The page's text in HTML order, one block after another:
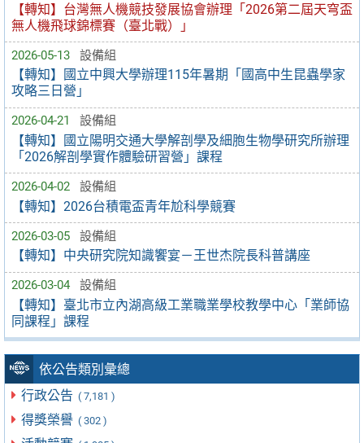
【轉知】台灣無人機競技發展協會辦理「2026第二屆天穹盃
無人機飛球錦標賽（臺北戰）」
2026-05-13 設備組
【轉知】國立中興大學辦理115年暑期「國高中生昆蟲學家
攻略三日營」
2026-04-21 設備組
【轉知】國立陽明交通大學解剖學及細胞生物學研究所辦理
「2026解剖學實作體驗研習營」課程
2026-04-02 設備組
【轉知】2026台積電盃青年尬科學競賽
2026-03-05 設備組
【轉知】中央研究院知識饗宴－王世杰院長科普講座
2026-03-04 設備組
【轉知】臺北市立內湖高級工業職業學校教學中心「業師協
同課程」課程
依公告類別彙總
行政公告 ( 7,181 )
得獎榮譽 ( 302 )